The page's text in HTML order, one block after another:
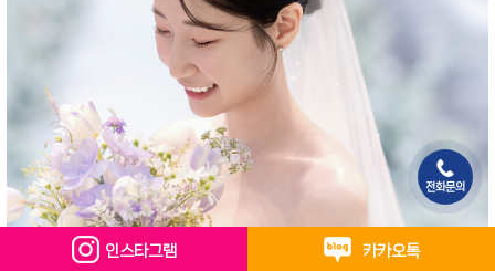
전화문의
인스타그램 카카오톡